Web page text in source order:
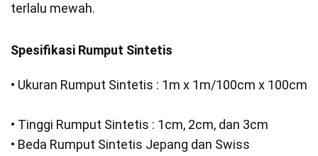
terlalu mewah.
Spesifikasi Rumput Sintetis
• Ukuran Rumput Sintetis : 1m x 1m/100cm x 100cm
• Tinggi Rumput Sintetis : 1cm, 2cm, dan 3cm
• Beda Rumput Sintetis Jepang dan Swiss